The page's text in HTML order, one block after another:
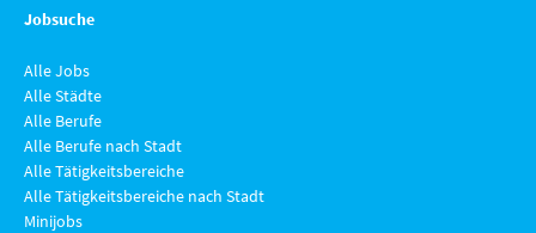
Jobsuche
Alle Jobs
Alle Städte
Alle Berufe
Alle Berufe nach Stadt
Alle Tätigkeitsbereiche
Alle Tätigkeitsbereiche nach Stadt
Minijobs